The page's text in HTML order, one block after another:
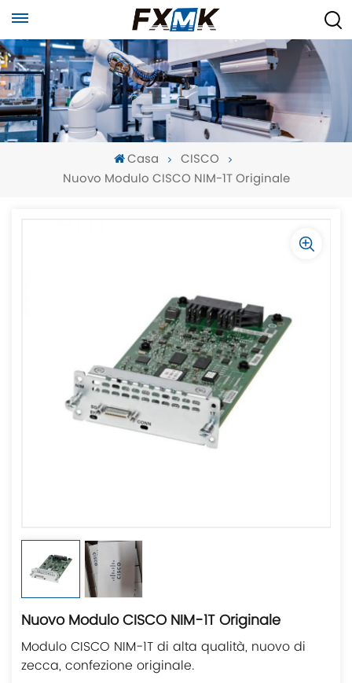
Casa
CISCO
Nuovo Modulo CISCO NIM-1T Originale
Nuovo Modulo CISCO NIM-1T Originale
Modulo CISCO NIM-1T di alta qualità, nuovo di
zecca, confezione originale.